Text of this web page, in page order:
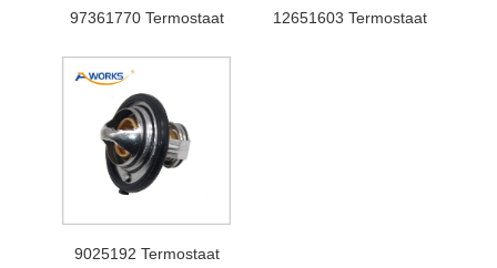
97361770 Termostaat 12651603 Termostaat
9025192 Termostaat